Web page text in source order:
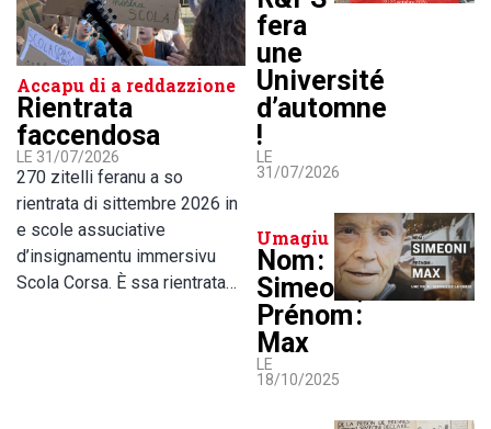
Accapu di a reddazzione
Rientrata
faccendosa
LE 31/07/2026
270 zitelli feranu a so
rientrata di sittembre 2026 in
e scole assuciative
d’insignamentu immersivu
Scola Corsa. È ssa rientrata…
fera
une
Université
d’automne
!
LE
31/07/2026
Umagiu
Nom :
Simeoni,
Prénom :
Max
LE
18/10/2025